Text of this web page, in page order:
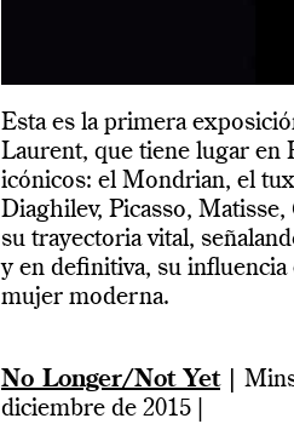
Esta es la primera
Laurent, que tiene lugar en
icónicos: el Mondrian, el
Diaghilev, Picasso,
su trayectoria vital,
y en definitiva, su
mujer moderna.
No Longer/Not Yet|
diciembre de 2015 |